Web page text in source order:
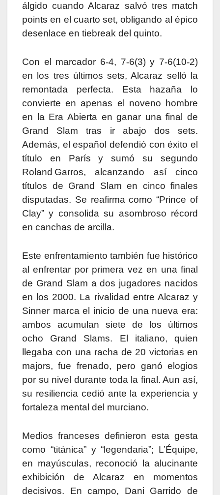
álgido cuando Alcaraz salvó tres match
points en el cuarto set, obligando al épico
desenlace en tiebreak del quinto.
Con el marcador 6‑4, 7‑6(3) y 7‑6(10‑2)
en los tres últimos sets, Alcaraz selló la
remontada perfecta. Esta hazaña lo
convierte en apenas el noveno hombre
en la Era Abierta en ganar una final de
Grand Slam tras ir abajo dos sets.
Además, el español defendió con éxito el
título en París y sumó su segundo
Roland Garros, alcanzando así cinco
títulos de Grand Slam en cinco finales
disputadas. Se reafirma como “Prince of
Clay” y consolida su asombroso récord
en canchas de arcilla.
Este enfrentamiento también fue histórico
al enfrentar por primera vez en una final
de Grand Slam a dos jugadores nacidos
en los 2000. La rivalidad entre Alcaraz y
Sinner marca el inicio de una nueva era:
ambos acumulan siete de los últimos
ocho Grand Slams. El italiano, quien
llegaba con una racha de 20 victorias en
majors, fue frenado, pero ganó elogios
por su nivel durante toda la final. Aun así,
su resiliencia cedió ante la experiencia y
fortaleza mental del murciano.
Medios franceses definieron esta gesta
como “titánica” y “legendaria”; L’Équipe,
en mayúsculas, reconoció la alucinante
exhibición de Alcaraz en momentos
decisivos. En campo, Dani Garrido de